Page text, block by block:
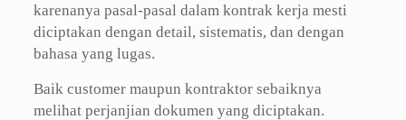
karenanya pasal-pasal dalam kontrak kerja mesti
diciptakan dengan detail, sistematis, dan dengan
bahasa yang lugas.
Baik customer maupun kontraktor sebaiknya
melihat perjanjian dokumen yang diciptakan.